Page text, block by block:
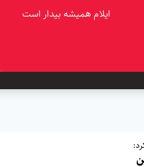
ایلام همیشه بیدار است